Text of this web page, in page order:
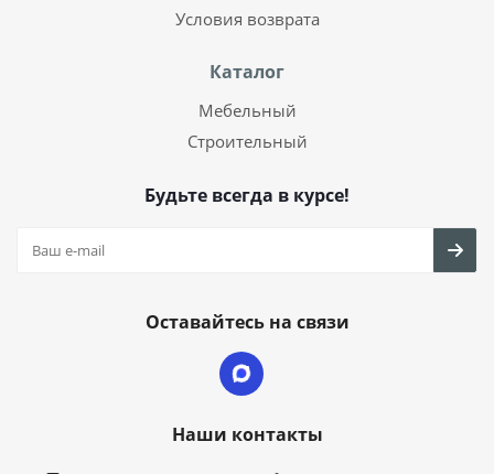
Условия возврата
Каталог
Мебельный
Строительный
Будьте всегда в курсе!
Оставайтесь на связи
Наши контакты